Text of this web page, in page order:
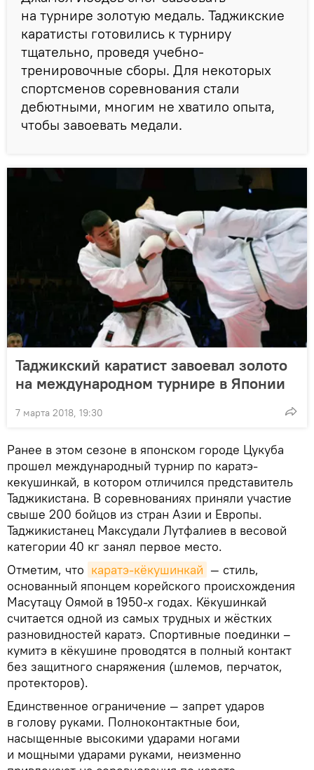
на турнире золотую медаль. Таджикские
каратисты готовились к турниру
тщательно, проведя учебно-
тренировочные сборы. Для некоторых
спортсменов соревнования стали
дебютными, многим не хватило опыта,
чтобы завоевать медали.
Таджикский каратист завоевал золото
на международном турнире в Японии
7 марта 2018, 19:30
Ранее в этом сезоне в японском городе Цукуба
прошел международный турнир по каратэ-
кекушинкай, в котором отличился представитель
Таджикистана. В соревнованиях приняли участие
свыше 200 бойцов из стран Азии и Европы.
Таджикистанец Максудали Лутфалиев в весовой
категории 40 кг занял первое место.
Отметим, что каратэ-кёкушинкай — стиль,
основанный японцем корейского происхождения
Масутацу Оямой в 1950-х годах. Кёкушинкай
считается одной из самых трудных и жёстких
разновидностей каратэ. Спортивные поединки –
кумитэ в кёкушине проводятся в полный контакт
без защитного снаряжения (шлемов, перчаток,
протекторов).
Единственное ограничение — запрет ударов
в голову руками. Полноконтактные бои,
насыщенные высокими ударами ногами
и мощными ударами руками, неизменно